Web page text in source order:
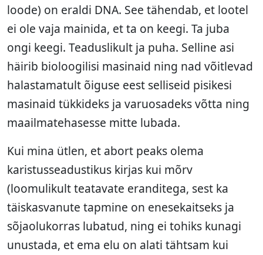
loode) on eraldi DNA. See tähendab, et lootel
ei ole vaja mainida, et ta on keegi. Ta juba
ongi keegi. Teaduslikult ja puha. Selline asi
häirib bioloogilisi masinaid ning nad võitlevad
halastamatult õiguse eest selliseid pisikesi
masinaid tükkideks ja varuosadeks võtta ning
maailmatehasesse mitte lubada.
Kui mina ütlen, et abort peaks olema
karistusseadustikus kirjas kui mõrv
(loomulikult teatavate eranditega, sest ka
täiskasvanute tapmine on enesekaitseks ja
sõjaolukorras lubatud, ning ei tohiks kunagi
unustada, et ema elu on alati tähtsam kui